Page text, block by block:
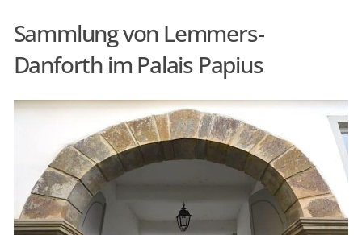
Sammlung von Lemmers-
Danforth im Palais Papius